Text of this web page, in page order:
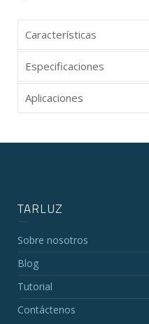
Características
Especificaciones
Aplicaciones
TARLUZ
Sobre nosotros
Blog
Tutorial
Contáctenos